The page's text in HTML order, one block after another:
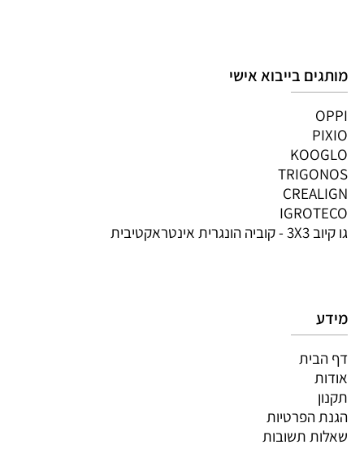
מותגים בייבוא אישי
OPPI
PIXIO
KOOGLO
TRIGONOS
CREALIGN
IGROTECO
גו קיוב 3X3 - קוביה הונגרית אינטראקטיבית
מידע
דף הבית
אודות
תקנון
הגנת הפרטיות
שאלות תשובות